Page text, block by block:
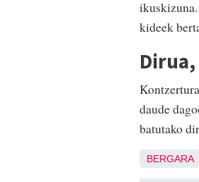
kideek
daude
batutako
BERGARA